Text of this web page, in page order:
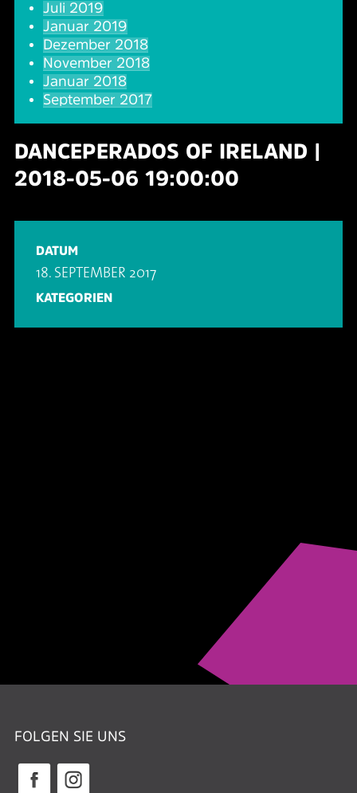
Juli 2019
Januar 2019
Dezember 2018
November 2018
Januar 2018
September 2017
DANCEPERADOS OF IRELAND |
2018-05-06 19:00:00
DATUM
18. SEPTEMBER 2017
KATEGORIEN
FOLGEN SIE UNS